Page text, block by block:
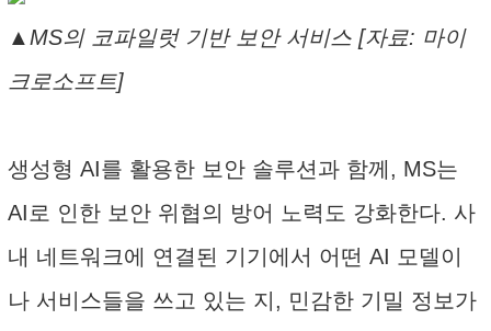
▲MS의 코파일럿 기반 보안 서비스 [자료: 마이
크로소프트]
생성형 AI를 활용한 보안 솔루션과 함께, MS는
AI로 인한 보안 위협의 방어 노력도 강화한다. 사
내 네트워크에 연결된 기기에서 어떤 AI 모델이
나 서비스들을 쓰고 있는 지, 민감한 기밀 정보가